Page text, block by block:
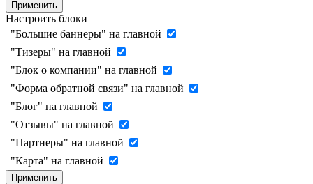
Применить
Настроить блоки
"Большие баннеры" на главной
"Тизеры" на главной
"Блок о компании" на главной
"Форма обратной связи" на главной
"Блог" на главной
"Отзывы" на главной
"Партнеры" на главной
"Карта" на главной
Применить